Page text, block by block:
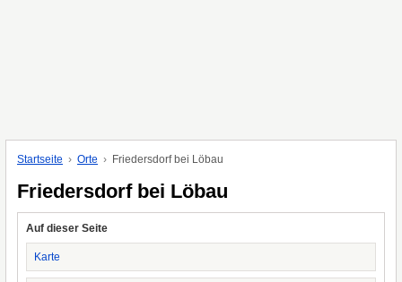
Startseite Orte Friedersdorf bei Löbau
Friedersdorf bei Löbau
Auf dieser Seite
Karte